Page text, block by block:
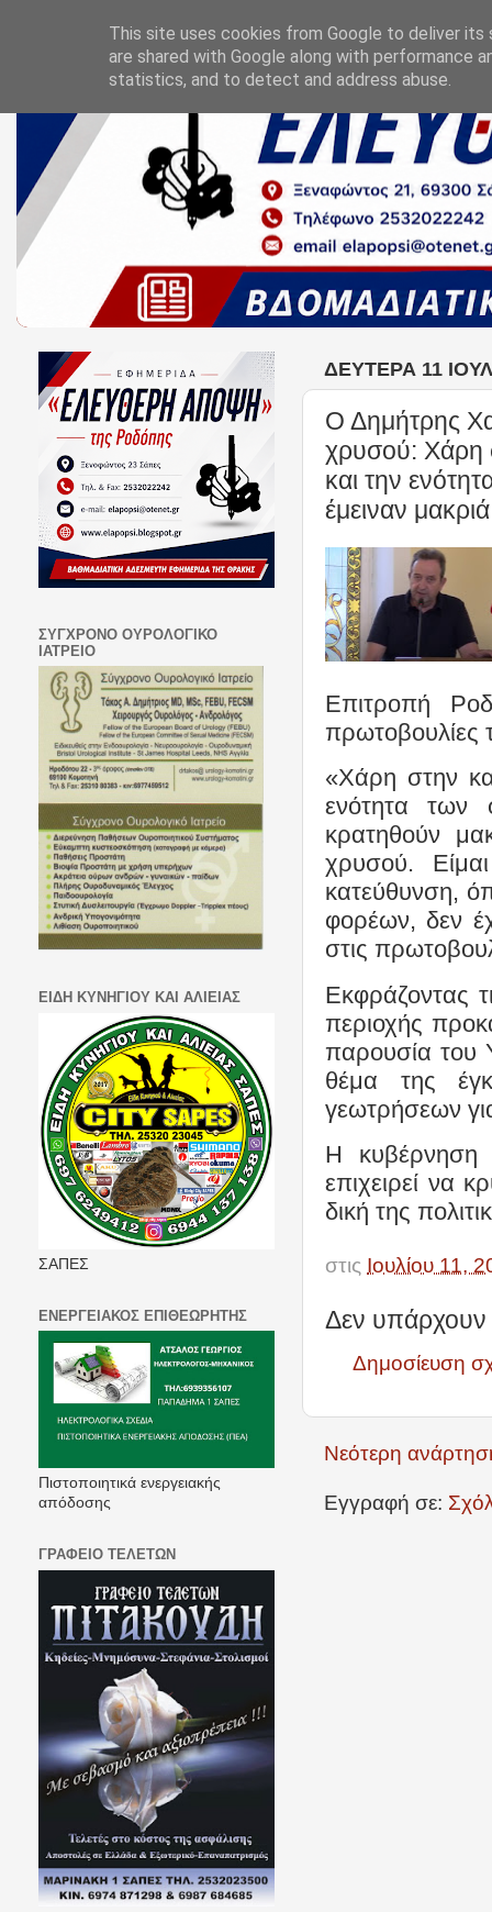
ΔΕΥΤΈΡΑ 11
Ο Δημήτρης
χρυσού: Χάρη
και την
έμειναν
Επιτροπή
πρωτοβουλίες
«Χάρη στην
ενότητα των
κρατηθούν
χρυσού.
κατεύθυνση,
φορέων, δεν
στις
Εκφράζοντας
περιοχής
παρουσία του
θέμα της
γεωτρήσεων
Η κυβέρνηση
επιχειρεί να
δική της
στις Ιουλίου 11,
Δεν υπάρχουν
Δημοσίευση
Νεότερη
Εγγραφή σε:
ΣΥΓΧΡΟΝΟ ΟΥΡΟΛΟΓΙΚΟ
ΙΑΤΡΕΙΟ
ΕΙΔΗ ΚΥΝΗΓΙΟΥ ΚΑΙ ΑΛΙΕΙΑΣ
ΣΑΠΕΣ
ΕΝΕΡΓΕΙΑΚΟΣ ΕΠΙΘΕΩΡΗΤΗΣ
Πιστοποιητικά ενεργειακής
απόδοσης
ΓΡΑΦΕΙΟ ΤΕΛΕΤΩΝ
This site uses cookies from Google to deliver its
are shared with Google along with performance
statistics, and to detect and address abuse.